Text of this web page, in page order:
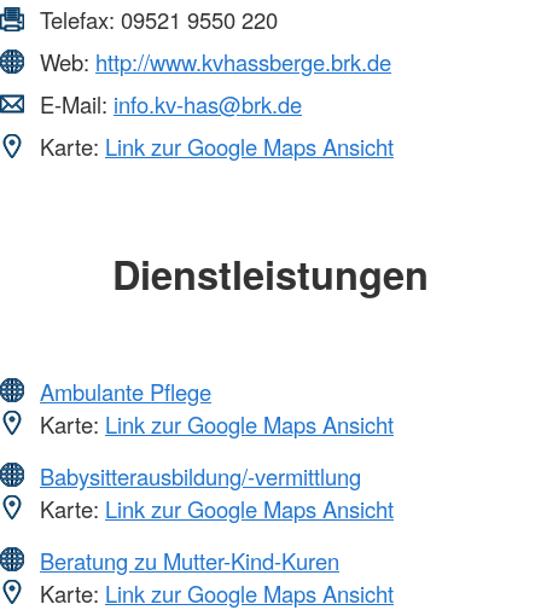
Telefax: 09521 9550 220
Web: http://www.kvhassberge.brk.de
E-Mail: info.kv-has@brk.de
Karte: Link zur Google Maps Ansicht
Dienstleistungen
Ambulante Pflege
Karte: Link zur Google Maps Ansicht
Babysitterausbildung/-vermittlung
Karte: Link zur Google Maps Ansicht
Beratung zu Mutter-Kind-Kuren
Karte: Link zur Google Maps Ansicht